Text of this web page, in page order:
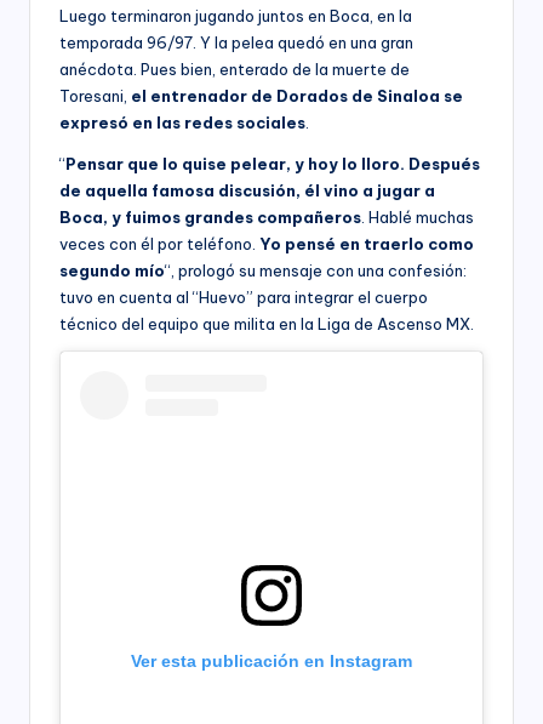
Luego terminaron jugando juntos en Boca, en la
temporada 96/97. Y la pelea quedó en una gran
anécdota. Pues bien, enterado de la muerte de
Toresani, el entrenador de Dorados de Sinaloa se
expresó en las redes sociales.
“Pensar que lo quise pelear, y hoy lo lloro. Después
de aquella famosa discusión, él vino a jugar a
Boca, y fuimos grandes compañeros. Hablé muchas
veces con él por teléfono. Yo pensé en traerlo como
segundo mío“, prologó su mensaje con una confesión:
tuvo en cuenta al “Huevo” para integrar el cuerpo
técnico del equipo que milita en la Liga de Ascenso MX.
Ver esta publicación en Instagram